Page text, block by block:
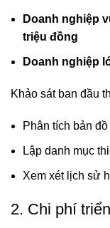
Doanh nghiệp
triệu đồng
Doanh nghiệp
Khảo sát ban đầu
Phân tích bản
Lập danh mục
Xem xét lịch sử
2. Chi phí